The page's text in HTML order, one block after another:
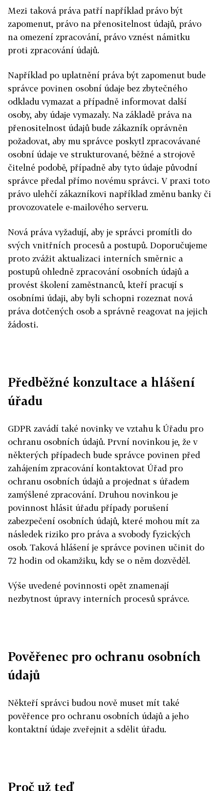
Mezi taková práva patří například právo být
zapomenut, právo na přenositelnost údajů, právo
na omezení zpracování, právo vznést námitku
proti zpracování údajů.
Například po uplatnění práva být zapomenut bude
správce povinen osobní údaje bez zbytečného
odkladu vymazat a případně informovat další
osoby, aby údaje vymazaly. Na základě práva na
přenositelnost údajů bude zákazník oprávněn
požadovat, aby mu správce poskytl zpracovávané
osobní údaje ve strukturované, běžné a strojově
čitelné podobě, případně aby tyto údaje původní
správce předal přímo novému správci. V praxi toto
právo ulehčí zákazníkovi například změnu banky či
provozovatele e-mailového serveru.
Nová práva vyžadují, aby je správci promítli do
svých vnitřních procesů a postupů. Doporučujeme
proto zvážit aktualizaci interních směrnic a
postupů ohledně zpracování osobních údajů a
provést školení zaměstnanců, kteří pracují s
osobními údaji, aby byli schopni rozeznat nová
práva dotčených osob a správně reagovat na jejich
žádosti.
Předběžné konzultace a hlášení
úřadu
GDPR zavádí také novinky ve vztahu k Úřadu pro
ochranu osobních údajů. První novinkou je, že v
některých případech bude správce povinen před
zahájením zpracování kontaktovat Úřad pro
ochranu osobních údajů a projednat s úřadem
zamýšlené zpracování. Druhou novinkou je
povinnost hlásit úřadu případy porušení
zabezpečení osobních údajů, které mohou mít za
následek riziko pro práva a svobody fyzických
osob. Taková hlášení je správce povinen učinit do
72 hodin od okamžiku, kdy se o něm dozvěděl.
Výše uvedené povinnosti opět znamenají
nezbytnost úpravy interních procesů správce.
Pověřenec pro ochranu osobních
údajů
Někteří správci budou nově muset mít také
pověřence pro ochranu osobních údajů a jeho
kontaktní údaje zveřejnit a sdělit úřadu.
Proč už teď